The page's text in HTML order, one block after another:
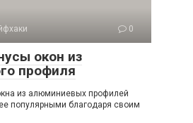
0
окон из
профиля
из алюминиевых профилей
популярными благодаря своим